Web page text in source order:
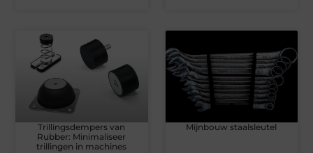
Trillingsdempers van
Rubber: Minimaliseer
trillingen in machines
Mijnbouw staalsleutel